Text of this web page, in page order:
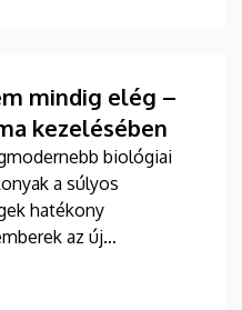
mindig elég –
kezelésében
biológiai
a súlyos
hatékony
az új
irányuló kutatások
a közelmúltban